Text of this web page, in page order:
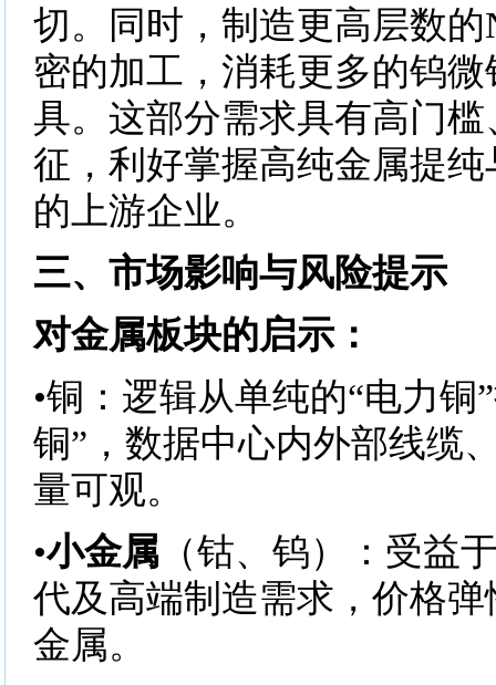
切。同时，制造更高层数
密的加工，消耗更多的钨
具。这部分需求具有高门
征，利好掌握高纯金属提
的上游企业。
三、市场影响与风险提示
对金属板块的启示：
•铜：逻辑从单纯的“电力铜
铜”，数据中心内外部线缆
量可观。
•小金属 （钴、钨）：受益
代及高端制造需求，价格
金属。